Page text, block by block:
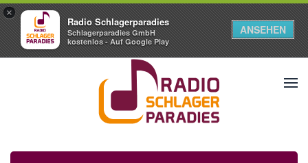
×
Radio Schlagerparadies
Schlagerparadies GmbH
kostenlos - Auf Google Play
ANSEHEN